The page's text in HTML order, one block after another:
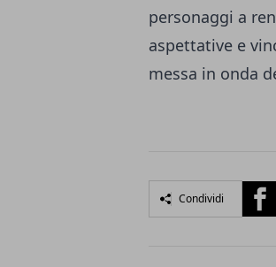
personaggi a
aspettative e
messa in onda
Condividi